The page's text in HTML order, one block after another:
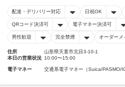
配達・デリバリー対応 日祝OK
QRコード決済可 電子マネー決済可
男性歓迎 完全禁煙 オーダーメ
住所
山形県天童市北目3-10-1
本日の営業状況 10:00〜15:00
電子マネー 交通系電子マネー（Suica/PASMO/